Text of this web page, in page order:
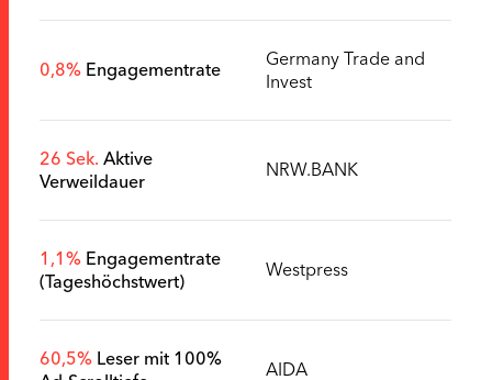
0,8% Engagementrate
Germany Trade and
Invest
26 Sek. Aktive
Verweildauer
NRW.BANK
1,1% Engagementrate
(Tageshöchstwert)
Westpress
60,5% Leser mit 100%
AIDA